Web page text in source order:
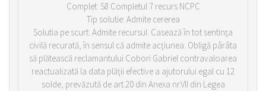
Complet: S8 Completul 7 recurs NCPC
Tip solutie: Admite cererea
Solutia pe scurt: Admite recursul. Casează în tot sentinţa
civilă recurată, în sensul că admite acţiunea. Obligă pârâta
să plătească reclamantului Cobori Gabriel contravaloarea
reactualizată la data plăţii efective a ajutorului egal cu 12
solde, prevăzută de art.20 din Anexa nr.VII din Legea